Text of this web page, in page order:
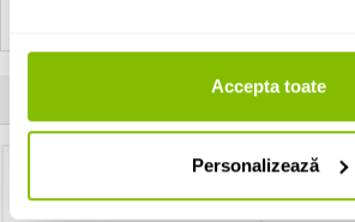
Accepta toate
Personalizează
Produse apartinand aceluiasi producator